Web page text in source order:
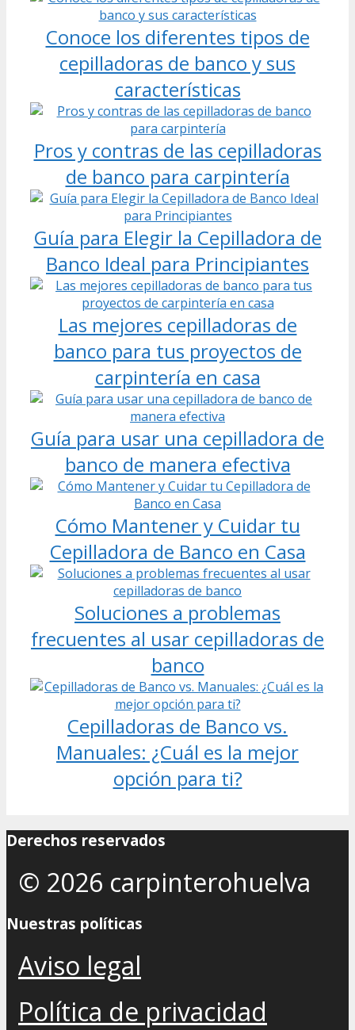
Conoce los diferentes tipos de
cepilladoras de banco y sus
características
Pros y contras de las cepilladoras
de banco para carpintería
Guía para Elegir la Cepilladora de
Banco Ideal para Principiantes
Las mejores cepilladoras de
banco para tus proyectos de
carpintería en casa
Guía para usar una cepilladora de
banco de manera efectiva
Cómo Mantener y Cuidar tu
Cepilladora de Banco en Casa
Soluciones a problemas
frecuentes al usar cepilladoras de
banco
Cepilladoras de Banco vs.
Manuales: ¿Cuál es la mejor
opción para ti?
Derechos reservados
© 2026 carpinterohuelva
Nuestras políticas
Aviso legal
Política de privacidad